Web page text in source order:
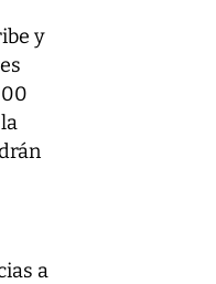
y
a